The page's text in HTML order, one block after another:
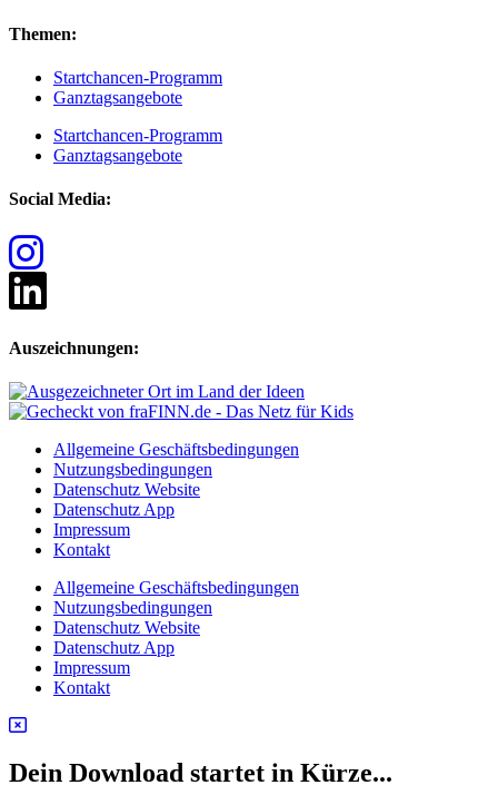
Themen:
Startchancen-Programm
Ganztagsangebote
Startchancen-Programm
Ganztagsangebote
Social Media:
Auszeichnungen:
Allgemeine Geschäftsbedingungen
Nutzungsbedingungen
Datenschutz Website
Datenschutz App
Impressum
Kontakt
Allgemeine Geschäftsbedingungen
Nutzungsbedingungen
Datenschutz Website
Datenschutz App
Impressum
Kontakt
Dein Download startet in Kürze...